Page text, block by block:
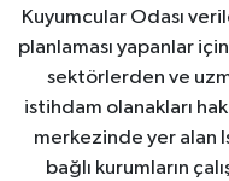
Kuyumcular Odası
planlaması yapanlar
sektörlerden ve
istihdam olanakları
merkezinde yer alan
bağlı kurumların